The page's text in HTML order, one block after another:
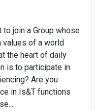
join a Group whose
values of a world
the heart of daily
is to participate in
Are you
in Is&T functions